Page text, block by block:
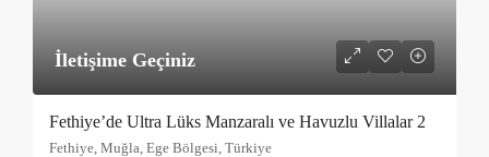
İletişime Geçiniz
Fethiye’de Ultra Lüks Manzaralı ve Havuzlu Villalar 2
Fethiye, Muğla, Ege Bölgesi, Türkiye